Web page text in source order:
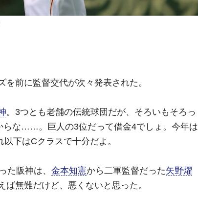
前に監督交代が次々発表された。
。3つとも老舗の伝統球団だが、そろいもそろっ
らな……。巨人の3位だって借金4でしょ。今年は
下はCクラスで十分だよ。
た阪神は、 金本知憲から二軍監督だった矢野燿
ば無難だけど、悪くないと思った。